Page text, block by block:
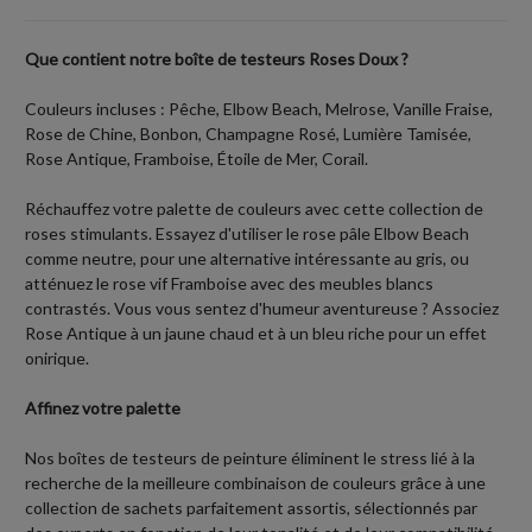
Que contient notre boîte de testeurs Roses Doux ?
Couleurs incluses : Pêche, Elbow Beach, Melrose, Vanille Fraise,
Rose de Chine, Bonbon, Champagne Rosé, Lumière Tamisée,
Rose Antique, Framboise, Étoile de Mer, Corail.
Réchauffez votre palette de couleurs avec cette collection de
roses stimulants. Essayez d'utiliser le rose pâle Elbow Beach
comme neutre, pour une alternative intéressante au gris, ou
atténuez le rose vif Framboise avec des meubles blancs
contrastés. Vous vous sentez d'humeur aventureuse ? Associez
Rose Antique à un jaune chaud et à un bleu riche pour un effet
onirique.
Affinez votre palette
Nos boîtes de testeurs de peinture éliminent le stress lié à la
recherche de la meilleure combinaison de couleurs grâce à une
collection de sachets parfaitement assortis, sélectionnés par